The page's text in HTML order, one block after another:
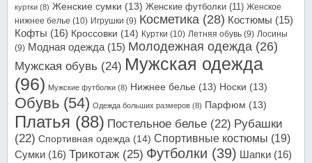
куртки (8) Женские сумки (13) Женские футболки (11) Женское
нижнее белье (10) Игрушки (9) Косметика (28) Костюмы (15)
Кофты (16) Кроссовки (14) Куртки (10) Летняя обувь (9) Лосины
(9) Модная одежда (15) Молодежная одежда (26)
Мужская обувь (24) Мужская одежда
(96) Мужские футболки (8) Нижнее белье (13) Носки (13)
Обувь (54) Одежда больших размеров (8) Парфюм (13)
Платья (88) Постельное белье (22) Рубашки
(22) Спортивная одежда (14) Спортивные костюмы (19)
Сумки (16) Трикотаж (25) Футболки (39) Шапки (16)